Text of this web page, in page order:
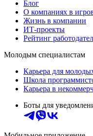
Блог
О компаниях в
Жизнь в компании
ИТ-проекты
Рейтинг
Молодым специалистам
Карьера для
Школа
Карьера в
Боты для